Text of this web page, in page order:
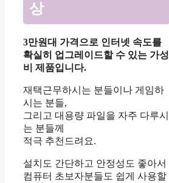
상
3만원대 가격으로 인터넷 속도를
확실히 업그레이드할 수 있는 가성
비 제품입니다.
재택근무하시는 분들이나 게임하
시는 분들,
그리고 대용량 파일을 자주 다루시
는 분들께
적극 추천드려요.
설치도 간단하고 안정성도 좋아서
컴퓨터 초보자분들도 쉽게 사용할